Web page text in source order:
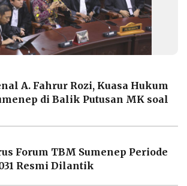
A. Fahrur Rozi, Kuasa Hukum
di Balik Putusan MK soal
Forum TBM Sumenep Periode
Resmi Dilantik